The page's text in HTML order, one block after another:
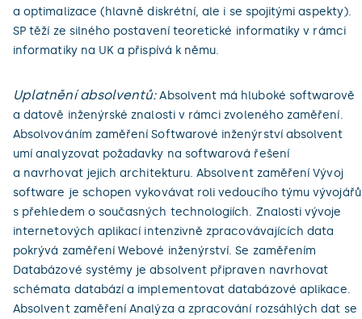
a optimalizace (hlavně diskrétní, ale i se spojitými aspekty).
SP těží ze silného postavení teoretické informatiky v rámci
informatiky na UK a přispívá k němu.
Uplatnění absolventů: Absolvent má hluboké softwarově
a datově inženýrské znalosti v rámci zvoleného zaměření.
Absolvováním zaměření Softwarové inženýrství absolvent
umí analyzovat požadavky na softwarová řešení
a navrhovat jejich architekturu. Absolvent zaměření Vývoj
software je schopen vykovávat roli vedoucího týmu vývojářů
s přehledem o současných technologiích. Znalosti vývoje
internetových aplikací intenzivně zpracovávajících data
pokrývá zaměření Webové inženýrství. Se zaměřením
Databázové systémy je absolvent připraven navrhovat
schémata databází a implementovat databázové aplikace.
Absolvent zaměření Analýza a zpracování rozsáhlých dat se